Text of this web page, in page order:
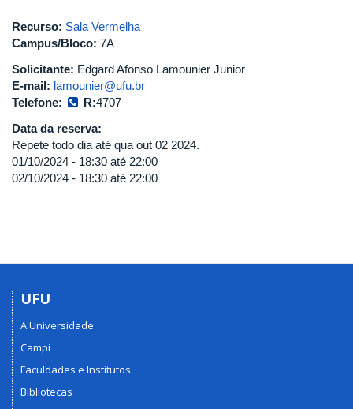
Recurso: Sala Vermelha
Campus/Bloco: 7A
Solicitante: Edgard Afonso Lamounier Junior
E-mail: lamounier@ufu.br
Telefone:
R:4707
Data da reserva:
Repete todo dia até qua out 02 2024.
01/10/2024 - 18:30 até 22:00
02/10/2024 - 18:30 até 22:00
UFU
A Universidade
Campi
Faculdades e Institutos
Bibliotecas